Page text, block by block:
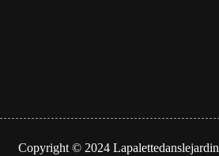
Copyright © 2024